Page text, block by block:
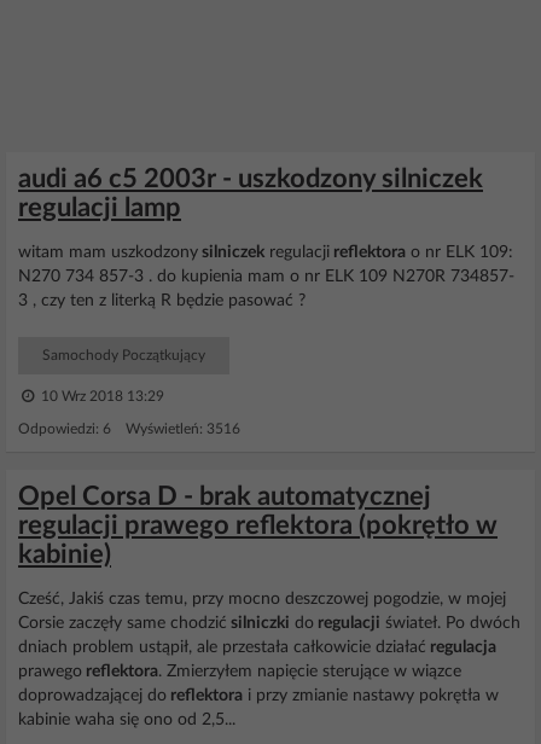
audi a6 c5 2003r - uszkodzony silniczek
regulacji lamp
witam mam uszkodzony silniczek regulacji reflektora o nr ELK 109:
N270 734 857-3 . do kupienia mam o nr ELK 109 N270R 734857-
3 , czy ten z literką R będzie pasować ?
Samochody Początkujący
10 Wrz 2018 13:29
Odpowiedzi: 6 Wyświetleń: 3516
Opel Corsa D - brak automatycznej
regulacji prawego reflektora (pokrętło w
kabinie)
Cześć, Jakiś czas temu, przy mocno deszczowej pogodzie, w mojej
Corsie zaczęły same chodzić silniczki do regulacji świateł. Po dwóch
dniach problem ustąpił, ale przestała całkowicie działać regulacja
prawego reflektora. Zmierzyłem napięcie sterujące w wiązce
doprowadzającej do reflektora i przy zmianie nastawy pokrętła w
kabinie waha się ono od 2,5...